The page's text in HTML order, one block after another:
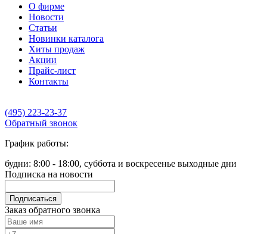
О фирме
Новости
Статьи
Новинки каталога
Хиты продаж
Акции
Прайс-лист
Контакты
(495) 223-23-37
Обратный звонок
График работы:
будни: 8:00 - 18:00, суббота и воскресенье выходные дни
Подписка на новости
Подписаться
Заказ обратного звонка